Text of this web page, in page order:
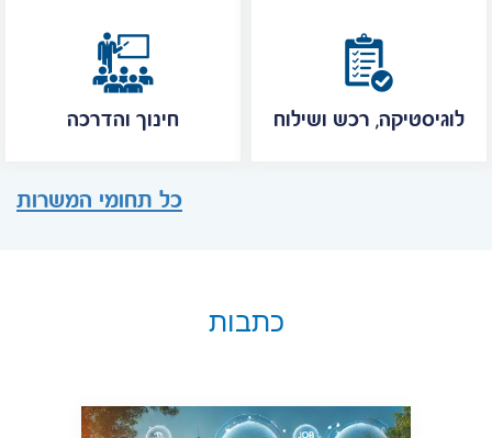
חינוך והדרכה לוגיסטיקה, רכש ושילוח
כל תחומי המשרות
כתבות